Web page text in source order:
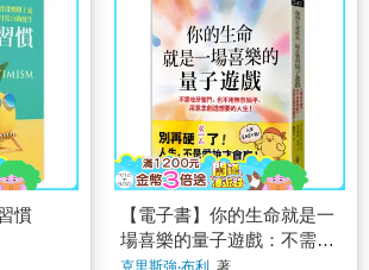
慣
【電子書】你的生命就是一
場喜樂的量子遊戲：不需咬
牙奮鬥，也不用無奈躺平，
克里斯強‧布利
著